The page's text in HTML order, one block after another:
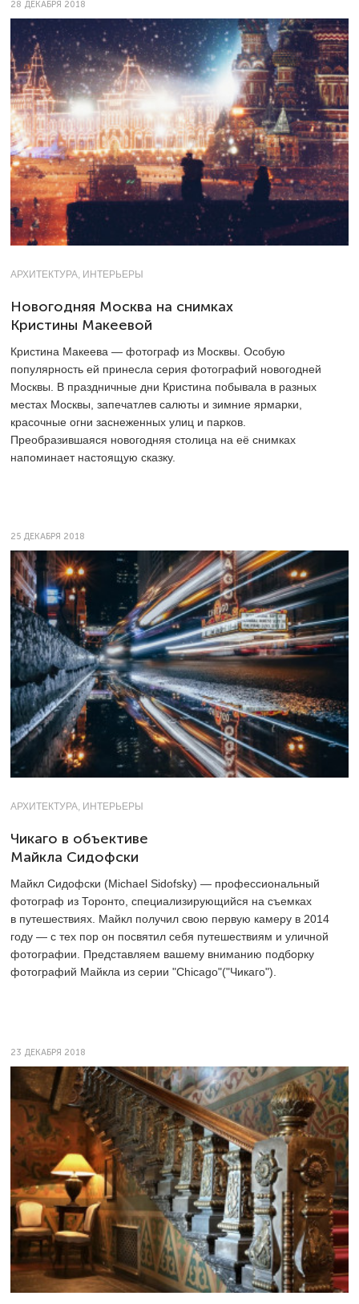
28 ДЕКАБРЯ 2018
АРХИТЕКТУРА, ИНТЕРЬЕРЫ
Новогодняя Москва на снимках
Кристины Макеевой
Кристина Макеева — фотограф из Москвы. Особую
популярность ей принесла серия фотографий новогодней
Москвы. В праздничные дни Кристина побывала в разных
местах Москвы, запечатлев салюты и зимние ярмарки,
красочные огни заснеженных улиц и парков.
Преобразившаяся новогодняя столица на её снимках
напоминает настоящую сказку.
25 ДЕКАБРЯ 2018
АРХИТЕКТУРА, ИНТЕРЬЕРЫ
Чикаго в объективе
Майкла Сидофски
Майкл Сидофски (Michael Sidofsky) — профессиональный
фотограф из Торонто, специализирующийся на съемках
в путешествиях. Майкл получил свою первую камеру в 2014
году — с тех пор он посвятил себя путешествиям и уличной
фотографии. Представляем вашему вниманию подборку
фотографий Майкла из серии "Chicago"("Чикаго").
23 ДЕКАБРЯ 2018